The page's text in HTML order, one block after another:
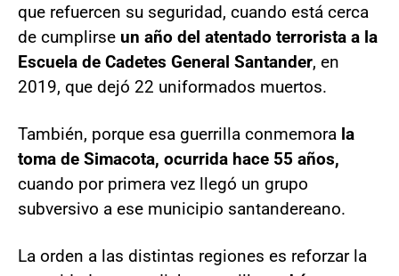
que refuercen su seguridad, cuando está cerca
de cumplirse un año del atentado terrorista a la
Escuela de Cadetes General Santander, en
2019, que dejó 22 uniformados muertos.
También, porque esa guerrilla conmemora la
toma de Simacota, ocurrida hace 55 años,
cuando por primera vez llegó un grupo
subversivo a ese municipio santandereano.
La orden a las distintas regiones es reforzar la